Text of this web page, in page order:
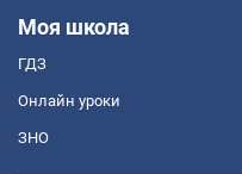
Моя школа
ГДЗ
Онлайн уроки
ЗНО